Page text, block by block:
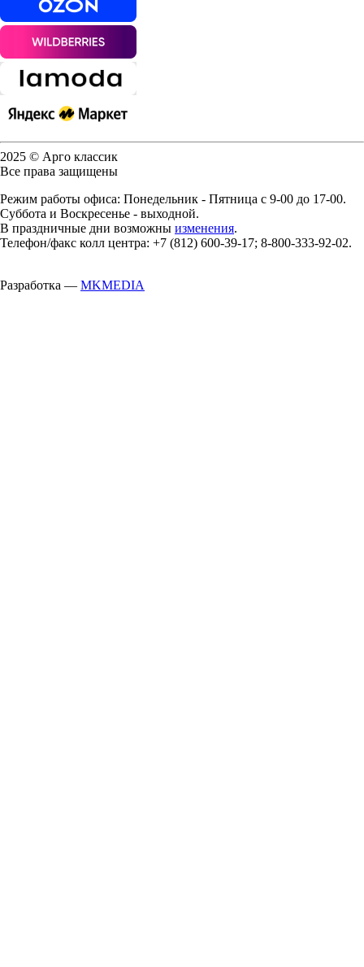
2025 © Арго классик
Все права защищены
Режим работы офиса: Понедельник - Пятница с 9-00 до 17-00.
Суббота и Воскресенье - выходной.
В праздничные дни возможны изменения.
Телефон/факс колл центра: +7 (812) 600-39-17; 8-800-333-92-02.
Разработка — MKMEDIA